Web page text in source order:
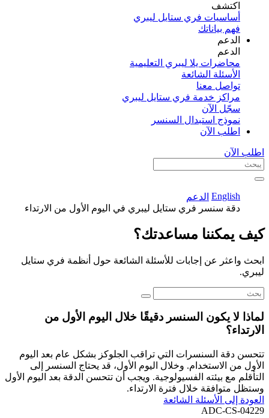
اكتشف​
أساسيات فري ستايل ليبري
فهم بياناتك
الدعم
الدعم
محاضرات يلا ليبري التعليمية
الأسئلة الشائعة
تواصل معنا
مراكز خدمة فري ستايل ليبري
سجّل الآن​
نموذج استبدال السنسر
اطلب الآن
اطلب الآن
English الدعم
دقة سنسر فري ستايل ليبري في اليوم الأول من الارتداء
كيف يمكننا مساعدتك؟
ابحث واعثر عن إجابات للأسئلة الشائعة حول أنظمة فري ستايل
ليبري.
لماذا لا يكون السنسر دقيقًا خلال اليوم الأول من
الارتداء؟
تتحسن دقة السنسرات التي تراقب الجلوكز بشكل عام بعد اليوم
الأول من الاستخدام. وخلال اليوم الأول، قد يحتاج السنسر إلى
التأقلم مع بيئته الفسيولوجية. ويجب أن تتحسن الدقة بعد اليوم الأول
وستظل متوافقة خلال فترة الارتداء.
العودة إلى الأسئلة الشائعة
ADC-CS-04229